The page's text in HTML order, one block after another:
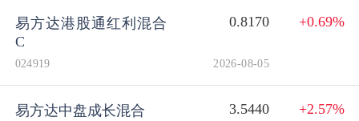
易方达港股通红利混合
C
0.8170 +0.69%
024919 2026-08-05
易方达中盘成长混合 3.5440 +2.57%